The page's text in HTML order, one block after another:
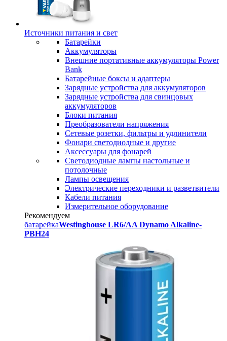
Источники питания и свет
Батарейки
Аккумуляторы
Внешние портативные аккумуляторы Power
Bank
Батарейные боксы и адаптеры
Зарядные устройства для аккумуляторов
Зарядные устройства для свинцовых
аккумуляторов
Блоки питания
Преобразователи напряжения
Сетевые розетки, фильтры и удлинители
Фонари светодиодные и другие
Аксессуары для фонарей
Светодиодные лампы настольные и
потолочные
Лампы освещения
Электрические переходники и разветвители
Кабели питания
Измерительное оборудование
Рекомендуем
батарейкаWestinghouse LR6/AA Dynamo Alkaline-
PBH24